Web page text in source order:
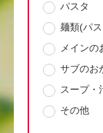
パスタ
麺類(パ
メインの
サブのお
スープ・
その他